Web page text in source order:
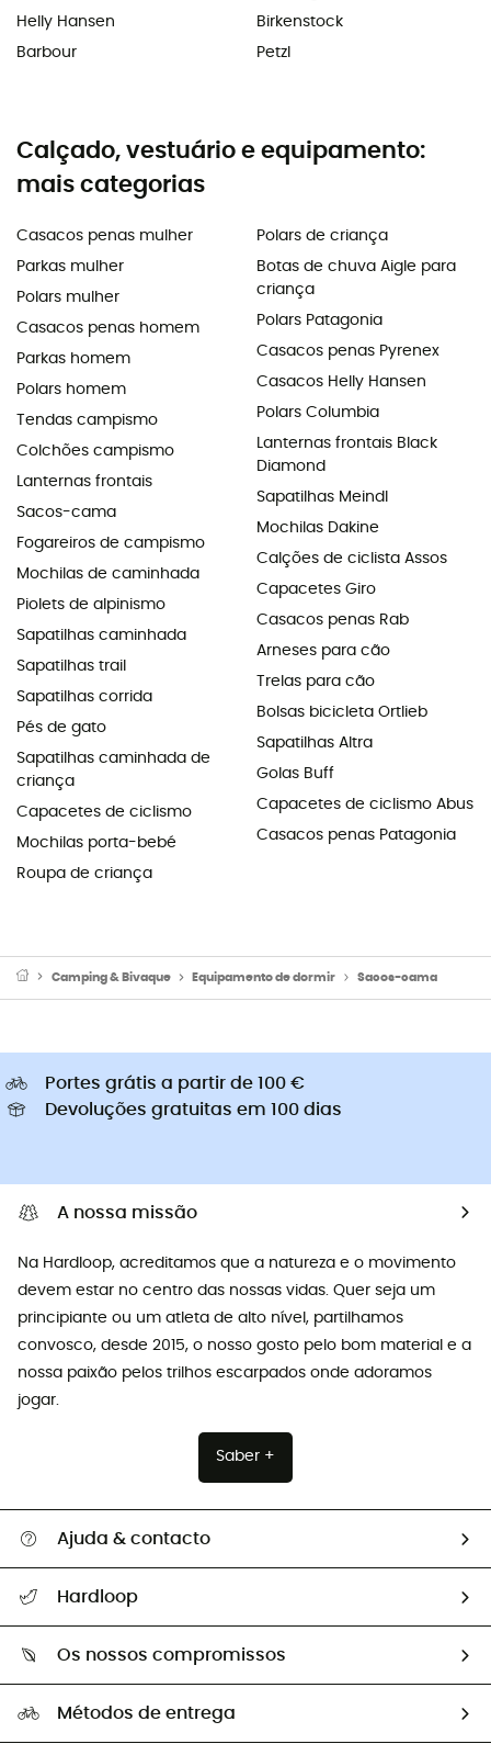
Helly Hansen
Barbour
Birkenstock
Petzl
Calçado, vestuário e equipamento:
mais categorias
Casacos penas mulher
Parkas mulher
Polars mulher
Casacos penas homem
Parkas homem
Polars homem
Tendas campismo
Colchões campismo
Lanternas frontais
Sacos-cama
Fogareiros de campismo
Mochilas de caminhada
Piolets de alpinismo
Sapatilhas caminhada
Sapatilhas trail
Sapatilhas corrida
Pés de gato
Sapatilhas caminhada de
criança
Capacetes de ciclismo
Mochilas porta-bebé
Roupa de criança
Polars de criança
Botas de chuva Aigle para
criança
Polars Patagonia
Casacos penas Pyrenex
Casacos Helly Hansen
Polars Columbia
Lanternas frontais Black
Diamond
Sapatilhas Meindl
Mochilas Dakine
Calções de ciclista Assos
Capacetes Giro
Casacos penas Rab
Arneses para cão
Trelas para cão
Bolsas bicicleta Ortlieb
Sapatilhas Altra
Golas Buff
Capacetes de ciclismo Abus
Casacos penas Patagonia
Camping & Bivaque Equipamento de dormir Sacos-cama
Portes grátis a partir de 100 €
Devoluções gratuitas em 100 dias
A nossa missão
Na Hardloop, acreditamos que a natureza e o movimento
devem estar no centro das nossas vidas. Quer seja um
principiante ou um atleta de alto nível, partilhamos
convosco, desde 2015, o nosso gosto pelo bom material e a
nossa paixão pelos trilhos escarpados onde adoramos
jogar.
Saber +
Ajuda & contacto
Devoluções e reembolsos
Guia de tamanhos
Trocas & Devoluções
Hardloop
Os nossos embaixadores
Os nossos compromissos
Métodos de entrega